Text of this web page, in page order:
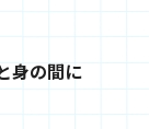
身の間に